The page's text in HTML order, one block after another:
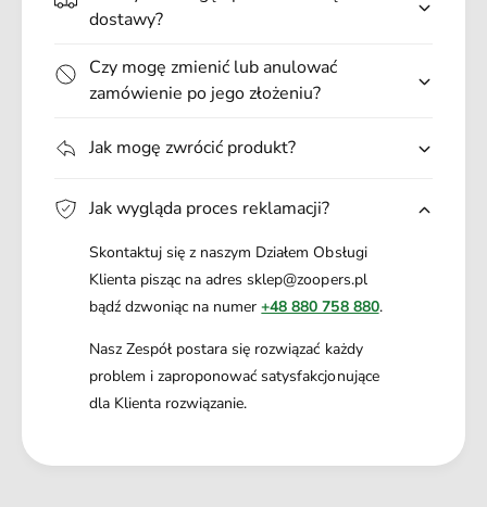
dostawy?
Czy mogę zmienić lub anulować
zamówienie po jego złożeniu?
Jak mogę zwrócić produkt?
Jak wygląda proces reklamacji?
Skontaktuj się z naszym Działem Obsługi
Klienta pisząc na adres sklep@zoopers.pl
bądź dzwoniąc na numer+48 880 758 880.
Nasz Zespół postara się rozwiązać każdy
problem i zaproponować satysfakcjonujące
dla Klienta rozwiązanie.